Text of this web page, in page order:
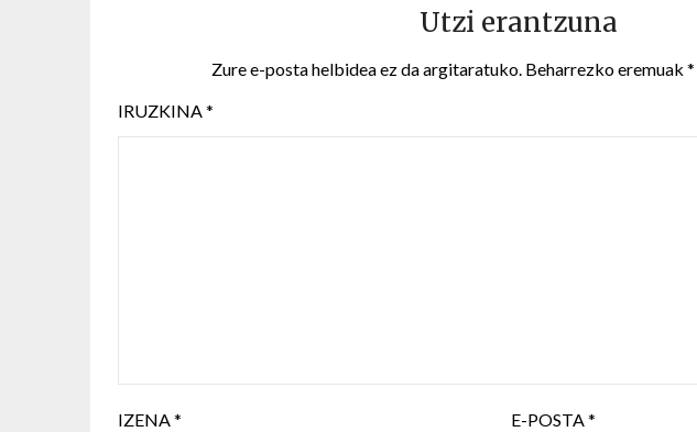
Utzi erantzuna
Zure e-posta helbidea ez da argitaratuko. Beharrezko eremuak *
IRUZKINA *
IZENA * E-POSTA *